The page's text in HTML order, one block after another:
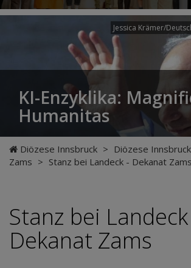
Jessica Krämer/
KI-Enzyklika:
Humanitas
Diözese Innsbruck > Diözese Innsbruck
Zams > Stanz bei Landeck - Dekanat Zams
Stanz bei
Dekanat Zams